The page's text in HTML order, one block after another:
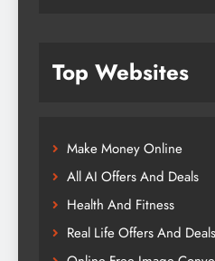
Top Websites
Make Money Online
All AI Offers And Deals
Health And Fitness
Real Life Offers And Deals